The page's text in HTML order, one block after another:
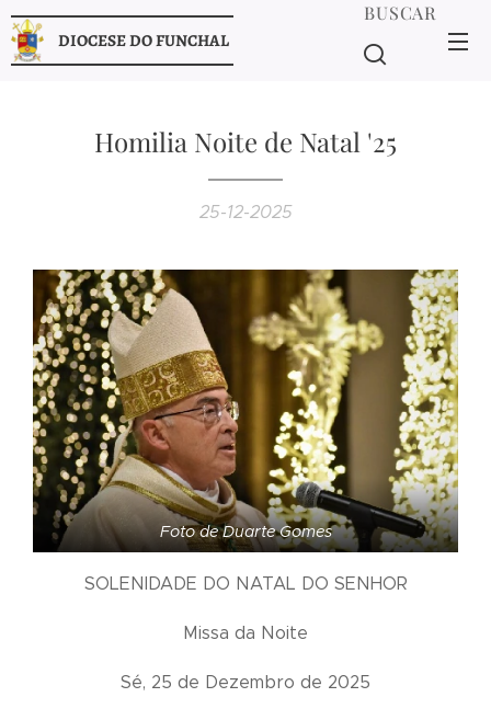
DIOCESE DO FUNCHAL
BUSCAR
Homilia Noite de Natal '25
25-12-2025
Foto de Duarte Gomes
SOLENIDADE DO NATAL DO SENHOR
Missa da Noite
Sé, 25 de Dezembro de 2025